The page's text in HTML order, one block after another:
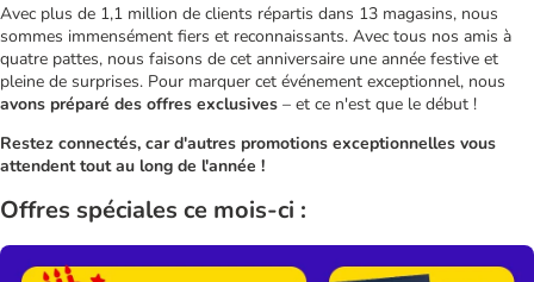
Avec plus de 1,1 million de clients répartis dans 13 magasins, nous
sommes immensément fiers et reconnaissants. Avec tous nos amis à
quatre pattes, nous faisons de cet anniversaire une année festive et
pleine de surprises. Pour marquer cet événement exceptionnel, nous
avons préparé des offres exclusives – et ce n'est que le début !
Restez connectés, car d'autres promotions exceptionnelles vous
attendent tout au long de l'année !
Offres spéciales ce mois-ci :